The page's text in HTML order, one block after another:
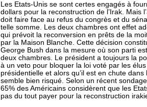
Les Etats-Unis se sont certes engagés à
dollars pour la reconstruction de l’Irak. Mais
doit faire face au refus du congrès et du
telle somme. Les deux chambres ont effet
qui prévoit la reconversion en prêts de la
par la Maison Blanche. Cette décision
George Bush dans la mesure où son parti
deux chambres. Le président a toujours la
à un veto pour bloquer la loi voté par les
présidentielle et alors qu’il est en chute
semble bien risqué. Selon un récent
65% des Américains considèrent que les
pas du tout payer pour la reconstruction